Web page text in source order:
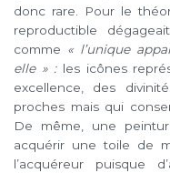
donc rare. Pour le
reproductible
comme « l’unique
elle » :les icônes
excellence, des
proches mais qui
De même, une
acquérir une toile de
l’acquéreur puisque